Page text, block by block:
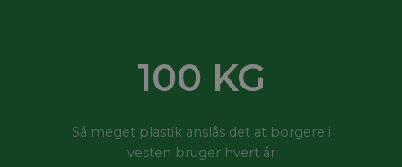
100 KG
Så meget plastik anslås det at borgere i
vesten bruger hvert år